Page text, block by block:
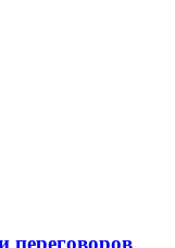
переговоров